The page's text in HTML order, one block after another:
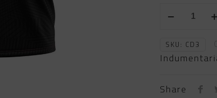
CAMISETAS
DEPORTIVAS
cantidad
SKU: CD3
Share